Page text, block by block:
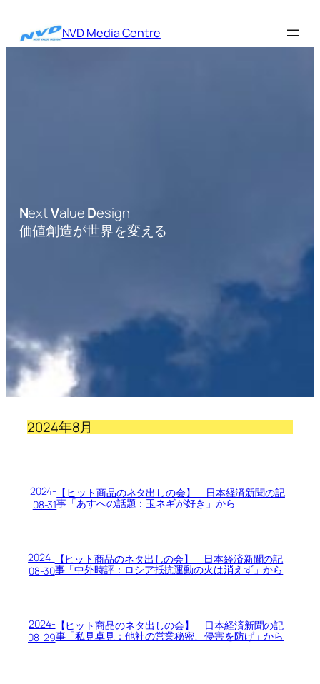
を
NVD Media Centre
NextValueDesign
価値創造が世界を変える
2024年8月
2024-
08-31
【ヒット商品のネタ出しの会】 日本経済新聞の記
事「あすへの話題：玉ネギが好き」から
2024-
08-30
【ヒット商品のネタ出しの会】 日本経済新聞の記
事「中外時評：ロシア抵抗運動の火は消えず」から
2024-
08-29
【ヒット商品のネタ出しの会】 日本経済新聞の記
事「私見卓見：他社の営業秘密、侵害を防げ」から